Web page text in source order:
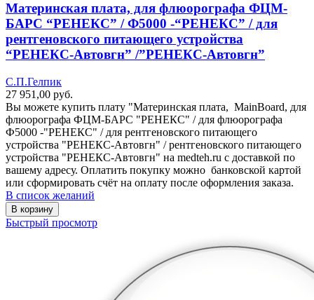
Материнская плата, для флюорографа ФЦМ-
БАРС “РЕНЕКС” / Ф5000 -“РЕНЕКС” / для
рентгеновского питающего устройства
“РЕНЕКС-Автовгн” /”РЕНЕКС-Автовгн”
С.П.Гелпик
27 951,00 руб.
Вы можете купить плату "Материнская плата, MainBoard, для
флюорографа ФЦМ-БАРС "РЕНЕКС" / для флюорографа
Ф5000 -"РЕНЕКС" / для рентгеновского питающего
устройства "РЕНЕКС-Автовгн" / рентгеновского питающего
устройства "РЕНЕКС-Автовгн" на medteh.ru с доставкой по
вашему адресу. Оплатить покупку можно банковской картой
или сформировать счёт на оплату после оформления заказа.
В список желаний
В корзину
Быстрый просмотр